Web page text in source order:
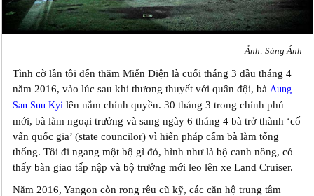
Ảnh: Sáng Ánh
Tình cờ lần tôi đến thăm Miến Điện là cuối tháng 3 đầu tháng 4
năm 2016, vào lúc sau khi thương thuyết với quân đội, bà Aung
San Suu Kyi lên nắm chính quyền. 30 tháng 3 trong chính phủ
mới, bà làm ngoại trưởng và sang ngày 6 tháng 4 bà trở thành ‘cố
vấn quốc gia’ (state councilor) vì hiến pháp cấm bà làm tổng
thống. Tôi đi ngang một bộ gì đó, hình như là bộ canh nông, có
thấy bàn giao tấp nập và bộ trưởng mới leo lên xe Land Cruiser.
Năm 2016, Yangon còn rong rêu cũ kỹ, các căn hộ trung tâm